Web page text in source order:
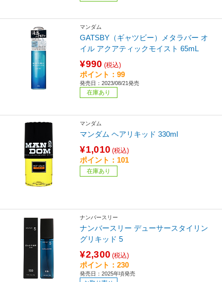
マンダム
GATSBY（ギャツビー）メタラバー オ
イル アクアティックモイスト 65mL
¥990 (税込)
ポイント：99
発売日：2023/08/21発売
在庫あり
マンダム
マンダム ヘアリキッド 330ml
¥1,010 (税込)
ポイント：101
在庫あり
ナンバースリー
ナンバースリー デューサースタイリン
グリキッド 5
¥2,300 (税込)
ポイント：230
発売日：2025年頃発売